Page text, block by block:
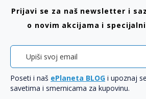
Prijavi se za naš newsletter i
o novim akcijama i
Poseti i naš ePlaneta BLOG i upoznaj
savetima i smernicama za kupovinu.